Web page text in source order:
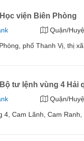
viện Biên Phòng
Quận/
phố Thanh Vị, thị
tư lệnh vùng 4 Hải
Quận/
4, Cam Lãnh, Cam Ranh,